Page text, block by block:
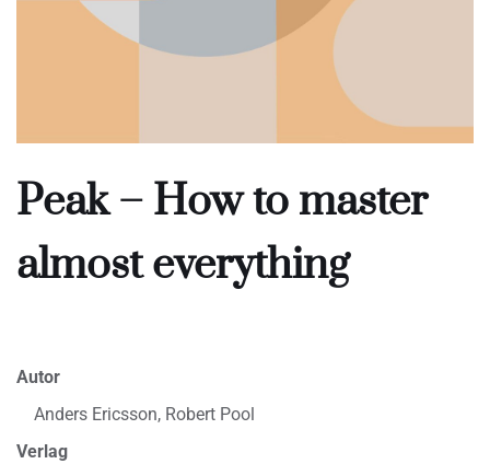
Peak – How to master
almost everything
Autor
Anders Ericsson, Robert Pool
Verlag